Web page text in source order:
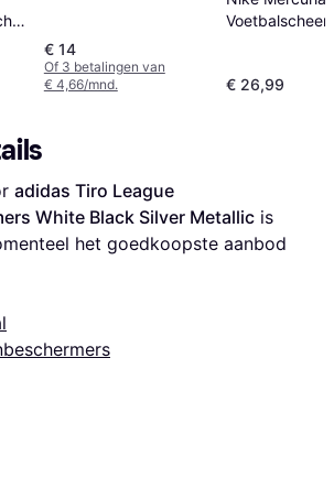
€ 14
Of 3 betalingen van
€ 4,66/mnd.
€ 26,99
adidas Tiro League
White Black Silver Metallic
het goedkoopste aanbod